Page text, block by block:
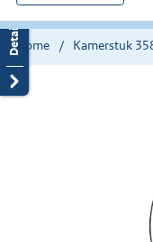
hier:
Home Kamerstuk